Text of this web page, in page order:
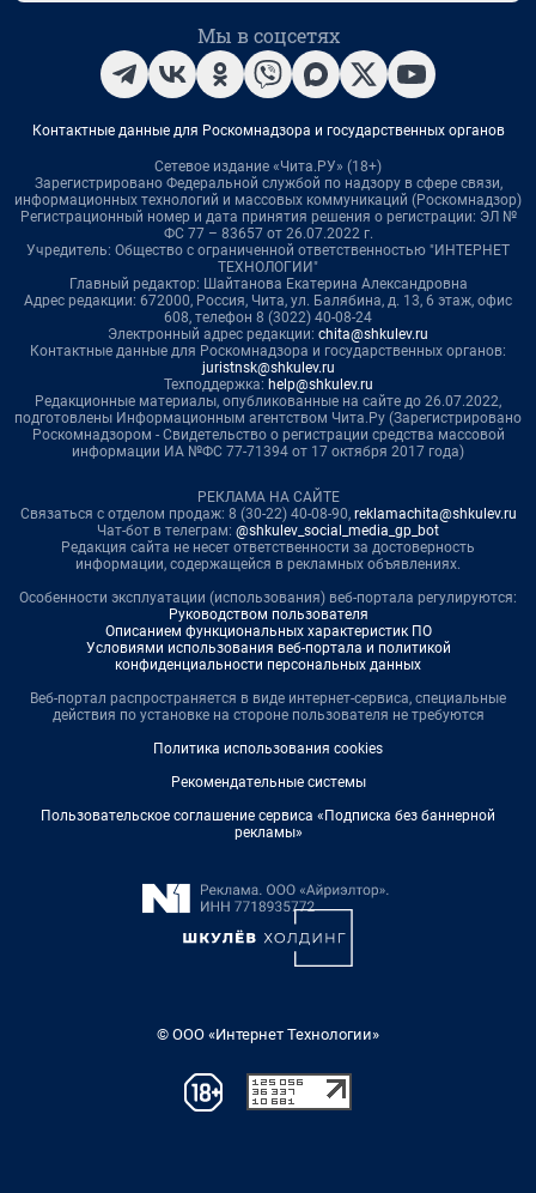
Мы в соцсетях
Контактные данные для Роскомнадзора и государственных органов
Сетевое издание «Чита.РУ» (18+)
Зарегистрировано Федеральной службой по надзору в сфере связи,
информационных технологий и массовых коммуникаций (Роскомнадзор)
Регистрационный номер и дата принятия решения о регистрации: ЭЛ №
ФС 77 – 83657 от 26.07.2022 г.
Учредитель: Общество с ограниченной ответственностью "ИНТЕРНЕТ
ТЕХНОЛОГИИ"
Главный редактор: Шайтанова Екатерина Александровна
Адрес редакции: 672000, Россия, Чита, ул. Балябина, д. 13, 6 этаж, офис
608, телефон 8 (3022) 40-08-24
Электронный адрес редакции: chita@shkulev.ru
Контактные данные для Роскомнадзора и государственных органов:
juristnsk@shkulev.ru
Техподдержка: help@shkulev.ru
Редакционные материалы, опубликованные на сайте до 26.07.2022,
подготовлены Информационным агентством Чита.Ру (Зарегистрировано
Роскомнадзором - Свидетельство о регистрации средства массовой
информации ИА №ФС 77-71394 от 17 октября 2017 года)
РЕКЛАМА НА САЙТЕ
Связаться с отделом продаж: 8 (30-22) 40-08-90, reklamachita@shkulev.ru
Чат-бот в телеграм: @shkulev_social_media_gp_bot
Редакция сайта не несет ответственности за достоверность
информации, содержащейся в рекламных объявлениях.
Особенности эксплуатации (использования) веб-портала регулируются:
Руководством пользователя
Описанием функциональных характеристик ПО
Условиями использования веб-портала и политикой
конфиденциальности персональных данных
Веб-портал распространяется в виде интернет-сервиса, специальные
действия по установке на стороне пользователя не требуются
Политика использования cookies
Рекомендательные системы
Пользовательское соглашение сервиса «Подписка без баннерной
рекламы»
© ООО «Интернет Технологии»